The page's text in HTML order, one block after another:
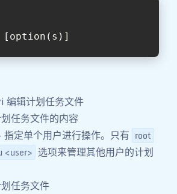
[option(s)]
编辑计划任务文件
任务文件的内容
指定单个用户进行操作。只有 root
<user> 选项来管理其他用户的计划
任务文件